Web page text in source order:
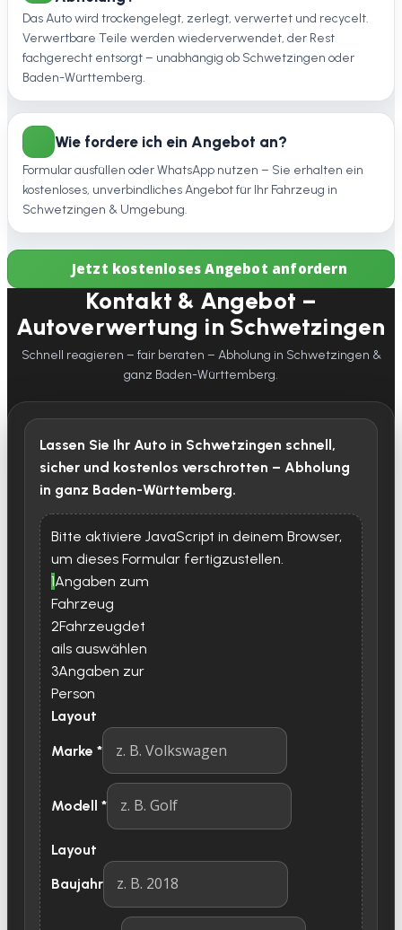
Das Auto wird trockengelegt, zerlegt, verwertet und recycelt.
Verwertbare Teile werden wiederverwendet, der Rest
fachgerecht entsorgt – unabhängig ob Schwetzingen oder
Baden-Württemberg.
Wie fordere ich ein Angebot an?
Formular ausfüllen oder WhatsApp nutzen – Sie erhalten ein
kostenloses, unverbindliches Angebot für Ihr Fahrzeug in
Schwetzingen & Umgebung.
Jetzt kostenloses Angebot anfordern
Kontakt & Angebot –
Autoverwertung in Schwetzingen
Schnell reagieren – fair beraten – Abholung in Schwetzingen &
ganz Baden-Württemberg.
Lassen Sie Ihr Auto in Schwetzingen schnell,
sicher und kostenlos verschrotten – Abholung
in ganz Baden-Württemberg.
Bitte aktiviere JavaScript in deinem Browser,
um dieses Formular fertigzustellen.
1Angaben zum
Fahrzeug
2Fahrzeugdet
ails auswählen
3Angaben zur
Person
Layout
Marke *
Modell *
Layout
Baujahr